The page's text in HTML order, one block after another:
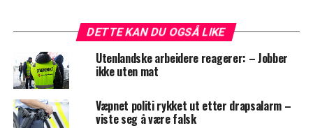
DETTE KAN DU OGSÅ LIKE
Utenlandske arbeidere reagerer: – Jobber
ikke uten mat
Væpnet politi rykket ut etter drapsalarm –
viste seg å være falsk